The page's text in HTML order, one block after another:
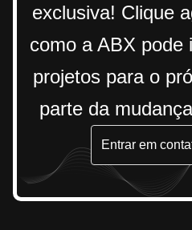
exclusiva! Clique
como a ABX pode
projetos para o
parte da
Entrar em